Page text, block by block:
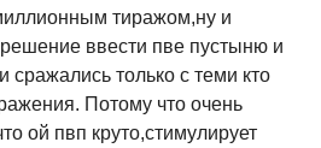
тиражом,ну и
ввести пве пустыню и
сражались только с теми кто
Потому что очень
ой пвп круто,стимулирует